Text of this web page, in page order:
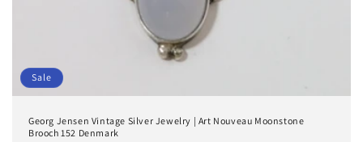
Sale
Georg Jensen Vintage Silver Jewelry | Art Nouveau Moonstone
Brooch 152 Denmark